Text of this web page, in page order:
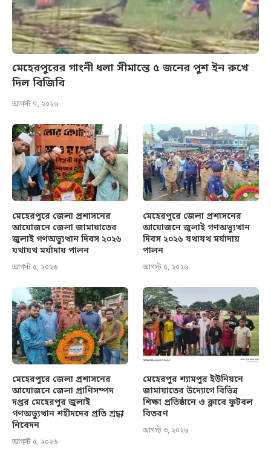
মেহেরপুরের গাংনী ধলা সীমান্তে ৫ জনের পুশ ইন রুখে
দিল বিজিবি
আগস্ট ৭, ২০২৬
মেহেরপুরে জেলা প্রশাসনের
আয়োজনে জেলা জামায়াতের
জুলাই গণঅভ্যুত্থান দিবস ২০২৬
যথাযথ মর্যাদায় পালন
আগস্ট ৫, ২০২৬
মেহেরপুরে জেলা প্রশাসনের
আয়োজনে জুলাই গণঅভ্যুত্থান
দিবস ২০২৬ যথাযথ মর্যাদায়
পালন
আগস্ট ৫, ২০২৬
মেহেরপুরে জেলা প্রশাসনের
আয়োজনে জেলা প্রাণিসম্পদ
দপ্তর মেহেরপুর জুলাই
গণঅভ্যুত্থান শহীদদের প্রতি শ্রদ্ধা
নিবেদন
আগস্ট ৫, ২০২৬
মেহেরপুর শ্যামপুর ইউনিয়নে
জামায়াতের উদ্যোগে বিভিন্ন
শিক্ষা প্রতিষ্ঠানে ও ক্লাবে ফুটবল
বিতরণ
আগস্ট ৩, ২০২৬